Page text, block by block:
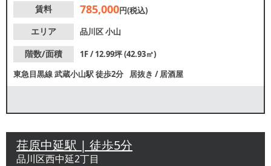
賃料 785,000円(税込)
エリア
品川区小山
階数/面積
1F / 12.99坪 (42.93㎡)
東急目黒線武蔵小山駅徒歩2分 居抜き /居酒屋
荏原中延駅 | 徒歩5分
品川区西中延2丁目